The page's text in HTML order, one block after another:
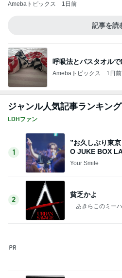
Amebaトピックス 1日前
記事を読
呼吸法とバスタオル
Amebaトピックス 1日前
ジャンル人気記事ランキング
LDHファン
1
”お久しぶり東京 ” 渋谷、中目からの
O JUKE BOX
Your Smile️‍
2
貧乏かよ
あきらこのミー